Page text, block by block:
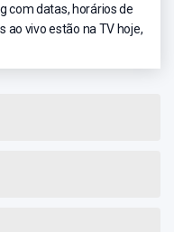
com datas, horários de
ao vivo estão na TV hoje,